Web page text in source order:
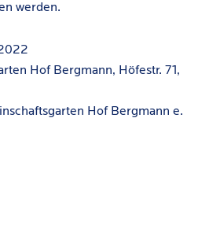
werden.
Hof Bergmann, Höfestr. 71,
Hof Bergmann e.